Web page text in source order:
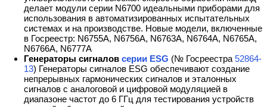
делает модули серии N6700 идеальными приборами для
использования в автоматизированных испытательных
системах и на производстве. Новые модели, включенные
в Госреестр: N6755А, N6756А, N6763А, N6764А, N6765А,
N6766А, N6777А
Генераторы сигналов серии ESG (№ Госреестра 52864-
13) Генераторы сигналов ESG обеспечивают создание
непрерывных гармонических сигналов и эталонных
сигналов с аналоговой и цифровой модуляцией в
диапазоне частот до 6 ГГц для тестирования устройств